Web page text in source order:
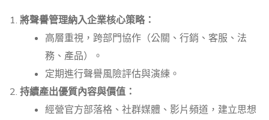
將聲譽管理納入企業核心策略：
高層重視，跨部門協作（公關、行銷、客服、法
務、產品）。
定期進行聲譽風險評估與演練。
持續產出優質內容與價值：
經營官方部落格、社群媒體、影片頻道，建立思想